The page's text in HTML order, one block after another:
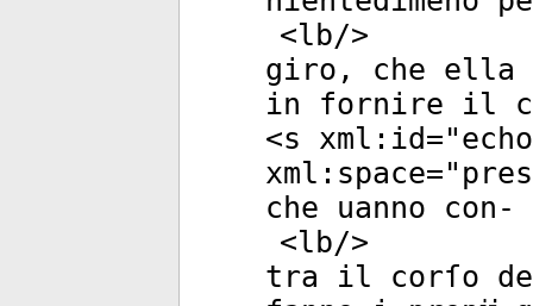
<lb/>
giro, che ella
in fornire il
<s xml:id="
xml:space="
che uanno con-
<lb/>
tra il corſo del